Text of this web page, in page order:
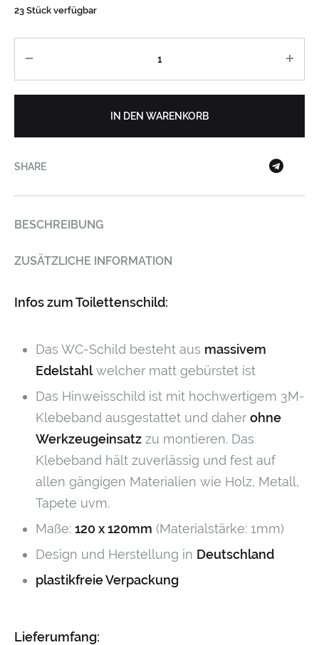
23 Stück verfügbar
IN DEN WARENKORB
SHARE
BESCHREIBUNG
ZUSÄTZLICHE INFORMATION
Infos zum Toilettenschild:
Das WC-Schild besteht aus massivem
Edelstahlwelcher matt gebürstet ist
Das Hinweisschild ist mit hochwertigem 3M-
Klebeband ausgestattet und daher ohne
Werkzeugeinsatz zu montieren. Das
Klebeband hält zuverlässig und fest auf
allen gängigen Materialien wie Holz, Metall,
Tapete uvm.
Maße: 120 x 120mm (Materialstärke: 1mm)
Design und Herstellung in Deutschland
plastikfreie Verpackung
Lieferumfang: